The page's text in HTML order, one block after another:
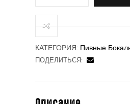
КАТЕГОРИЯ: Пивные
ПОДЕЛИТЬСЯ: